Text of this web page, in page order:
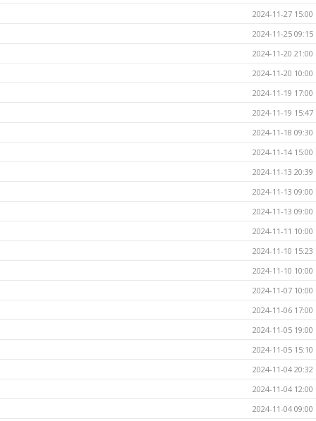
2024-11-27 15:00
2024-11-25 09:15
2024-11-20 21:00
2024-11-20 10:00
2024-11-19 17:00
2024-11-19 15:47
2024-11-18 09:30
2024-11-14 15:00
2024-11-13 20:39
2024-11-13 09:00
2024-11-13 09:00
2024-11-11 10:00
2024-11-10 15:23
2024-11-10 10:00
2024-11-07 10:00
2024-11-06 17:00
2024-11-05 19:00
2024-11-05 15:10
2024-11-04 20:32
2024-11-04 12:00
2024-11-04 09:00